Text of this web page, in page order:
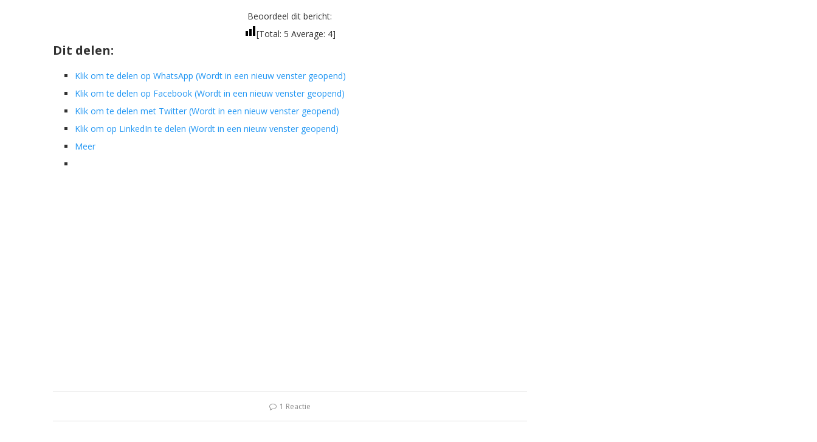
Beoordeel dit bericht:
[Total: 5 Average: 4]
Dit delen:
Klik om te delen op WhatsApp (Wordt in een nieuw venster geopend)
Klik om te delen op Facebook (Wordt in een nieuw venster geopend)
Klik om te delen met Twitter (Wordt in een nieuw venster geopend)
Klik om op LinkedIn te delen (Wordt in een nieuw venster geopend)
Meer
1 Reactie